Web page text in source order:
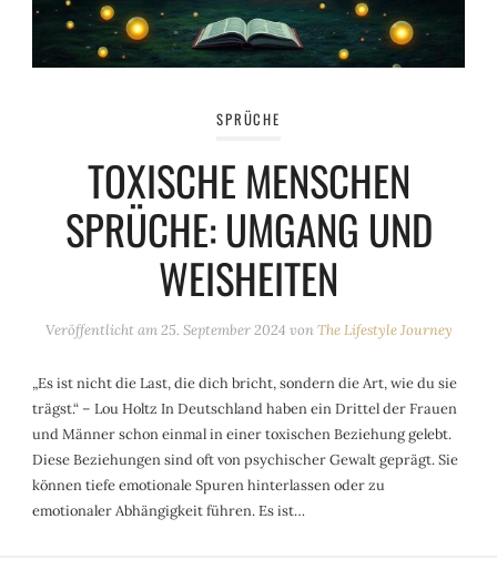
SPRÜCHE
TOXISCHE MENSCHEN
SPRÜCHE: UMGANG UND
WEISHEITEN
Veröffentlicht am25. September 2024 vonThe Lifestyle Journey
„Es ist nicht die Last, die dich bricht, sondern die Art, wie du sie
trägst.“ – Lou Holtz In Deutschland haben ein Drittel der Frauen
und Männer schon einmal in einer toxischen Beziehung gelebt.
Diese Beziehungen sind oft von psychischer Gewalt geprägt. Sie
können tiefe emotionale Spuren hinterlassen oder zu
emotionaler Abhängigkeit führen. Es ist…